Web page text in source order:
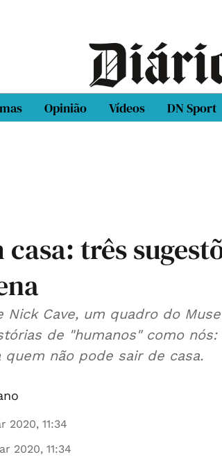
Opinião Vídeos DN Sport
três
Nick Cave, um quadro do
de "humanos" como
não pode sair de casa.
2020, 11:34
2020, 11:34